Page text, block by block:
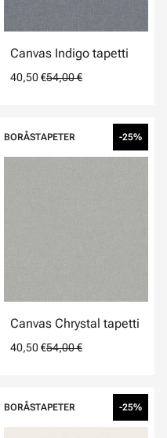
Canvas Indigo tapetti
40,50 €54,00 €
BORÅSTAPETER -25%
Canvas Chrystal tapetti
40,50 €54,00 €
BORÅSTAPETER -25%